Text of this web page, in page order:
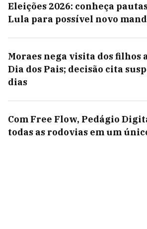
Eleições 2026: conheça
Lula para possível novo
Moraes nega visita dos filhos
Dia dos Pais; decisão cita
dias
Com Free Flow, Pedágio
todas as rodovias em um